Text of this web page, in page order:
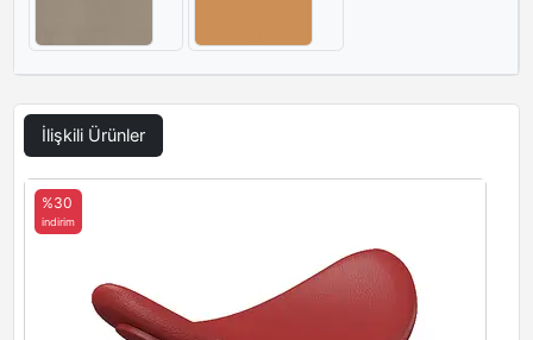
İlişkili Ürünler
%30
indirim